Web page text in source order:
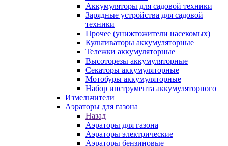
Аккумуляторы для садовой техники
Зарядные устройства для садовой
техники
Прочее (унижтожители насекомых)
Культиваторы аккумуляторные
Тележки аккумуляторные
Высоторезы аккумуляторные
Секаторы аккумуляторные
Мотобуры аккумуляторные
Набор инструмента аккумуляторного
Измельчители
Аэраторы для газона
Назад
Аэраторы для газона
Аэраторы электрические
Аэраторы бензиновые